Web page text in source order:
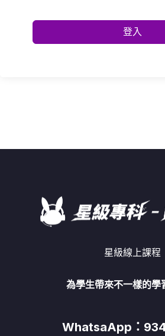
登入
星級線上課程
為學生帶來不一樣的學
WhatsaApp：